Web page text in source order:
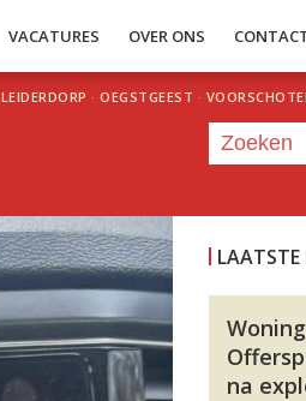
VACATURES OVER ONS
LEIDERDORP · OEGSTGEEST ·
LAATSTE
na